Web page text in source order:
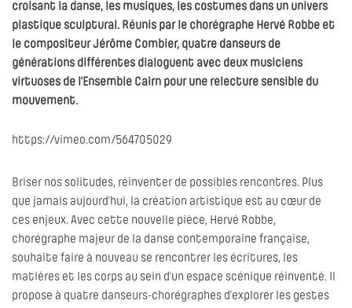
croisant la danse, les musiques, les costumes dans un univers
plastique sculptural. Réunis par le chorégraphe Hervé Robbe et
le compositeur Jérôme Combier, quatre danseurs de
générations différentes dialoguent avec deux musiciens
virtuoses de l’Ensemble Cairn pour une relecture sensible du
mouvement.
https://vimeo.com/564705029
Briser nos solitudes, réinventer de possibles rencontres. Plus
que jamais aujourd’hui, la création artistique est au cœur de
ces enjeux. Avec cette nouvelle pièce, Hervé Robbe,
chorégraphe majeur de la danse contemporaine française,
souhaite faire à nouveau se rencontrer les écritures, les
matières et les corps au sein d’un espace scénique réinventé. Il
propose à quatre danseurs-chorégraphes d’explorer les gestes